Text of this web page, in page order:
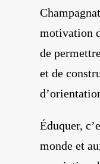
motivation
de
et de
Éduquer,
monde et